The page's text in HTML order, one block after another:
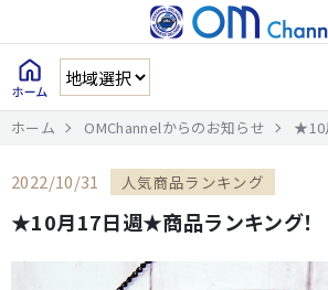
ホーム OMChannelからのお知らせ ★10
2022/10/31 人気商品ランキング
★10月17日週★商品ランキング！